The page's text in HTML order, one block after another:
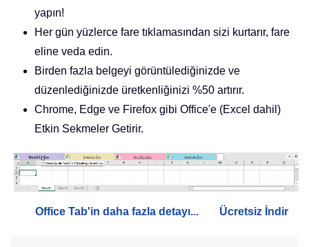
yapın!
Her gün yüzlerce fare tıklamasından sizi kurtarır, fare
eline veda edin.
Birden fazla belgeyi görüntülediğinizde ve
düzenlediğinizde üretkenliğinizi %50 artırır.
Chrome, Edge ve Firefox gibi Office'e (Excel dahil)
Etkin Sekmeler Getirir.
Office Tab'in daha fazla detayı... Ücretsiz İndir